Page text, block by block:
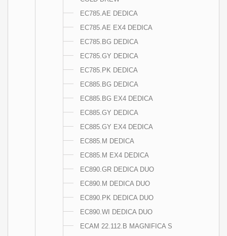
EC785.AE DEDICA
EC785.AE EX4 DEDICA
EC785.BG DEDICA
EC785.GY DEDICA
EC785.PK DEDICA
EC885.BG DEDICA
EC885.BG EX4 DEDICA
EC885.GY DEDICA
EC885.GY EX4 DEDICA
EC885.M DEDICA
EC885.M EX4 DEDICA
EC890.GR DEDICA DUO
EC890.M DEDICA DUO
EC890.PK DEDICA DUO
EC890.WI DEDICA DUO
ECAM 22.112.B MAGNIFICA S